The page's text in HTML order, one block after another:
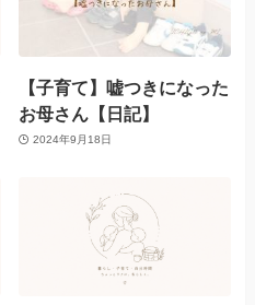
【子育て】嘘つきになった
お母さん【日記】
2024年9月18日